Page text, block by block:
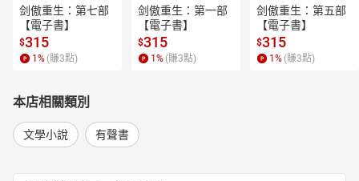
剑傲重生：第七部
【電子書】
$315
1 % (賺3點)
剑傲重生：第一部
【電子書】
$315
1 % (賺3點)
剑傲重生：第五部
【電子書】
$315
1 % (賺3點)
本店相關類別
文學小說 有聲書